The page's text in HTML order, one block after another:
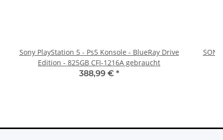
Sony PlayStation 5 - Ps5 Konsole - BlueRay Drive
Edition - 825GB CFI-1216A gebraucht
388,99 € *